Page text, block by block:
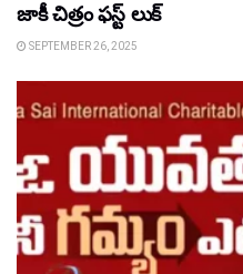
జాకీ చిత్రం ఫస్ట్ లుక్
SEPTEMBER 26, 2025